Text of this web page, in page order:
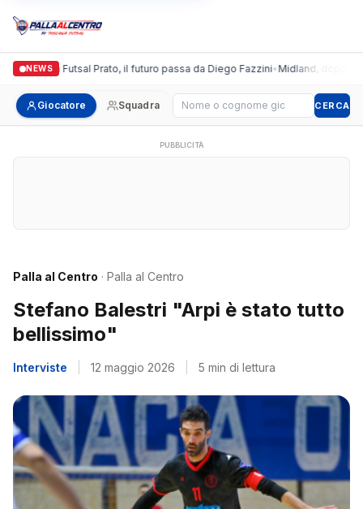
NEWS
Italgronda Futsal Prato, il futuro passa da Diego Fazzini•Midland, doppio
Giocatore Squadra Cerca giocatore CERCA
PUBBLICITÀ
Palla al Centro · Palla al Centro
Stefano Balestri "Arpi è stato tutto
bellissimo"
Interviste 12 maggio 2026 5 min di lettura